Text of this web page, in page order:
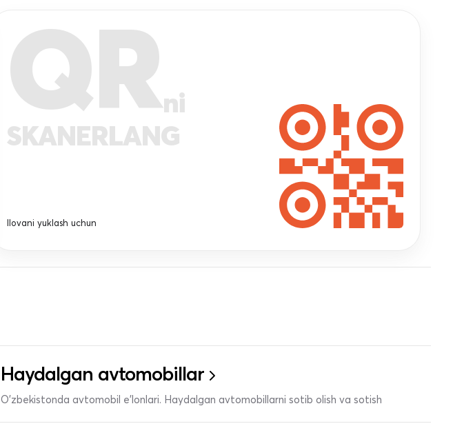
QRni
SKANERLANG
Ilovani yuklash uchun
Haydalgan avtomobillar
O'zbekistonda avtomobil e’lonlari. Haydalgan avtomobillarni sotib olish va sotish